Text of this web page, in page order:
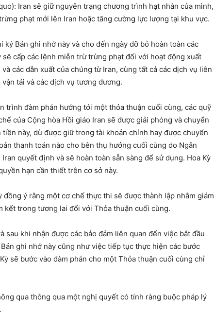
Iran sẽ giữ nguyên trạng chương trình hạt nhân của mình,
phạt mới lên Iran hoặc tăng cường lực lượng tại khu vực.
ký Bản ghi nhớ này và cho đến ngày dỡ bỏ hoàn toàn các
sẽ cấp các lệnh miễn trừ trừng phạt đối với hoạt động xuất
các dẫn xuất của chúng từ Iran, cùng tất cả các dịch vụ liên
tải và các dịch vụ tương đương.
trình đàm phán hướng tới một thỏa thuận cuối cùng, các quỹ
của Cộng hòa Hồi giáo Iran sẽ được giải phóng và chuyển
này, dù được giữ trong tài khoản chính hay được chuyển
thanh toán nào cho bên thụ hưởng cuối cùng do Ngân
quyết định và sẽ hoàn toàn sẵn sàng để sử dụng. Hoa Kỳ
hạn cần thiết trên cơ sở này.
đồng ý rằng một cơ chế thực thi sẽ được thành lập nhằm giám
kết trong tương lai đối với Thỏa thuận cuối cùng.
sau khi nhận được các bảo đảm liên quan đến việc bắt đầu
ghi nhớ này cũng như việc tiếp tục thực hiện các bước
sẽ bước vào đàm phán cho một Thỏa thuận cuối cùng chỉ
qua thông qua một nghị quyết có tính ràng buộc pháp lý